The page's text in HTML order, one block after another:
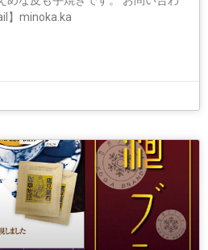
】minoka.ka